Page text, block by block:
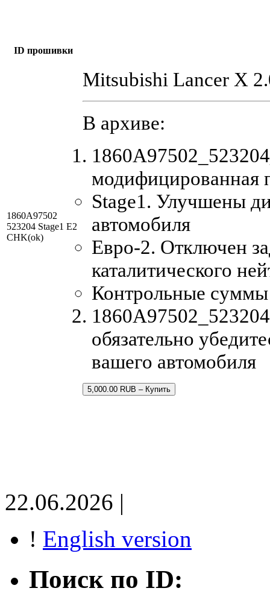
ID прошивки
1860A97502
523204 Stage1 E2
CHK(ok)
Mitsubishi Lancer X
В архиве:
модифицированная
Stage1. Улучшены
автомобиля
Евро-2. Отключен
каталитического
Контрольные
обязательно
вашего автомобиля
5,000.00 RUB – Купить
22.06.2026 |
! English version
Поиск по ID: